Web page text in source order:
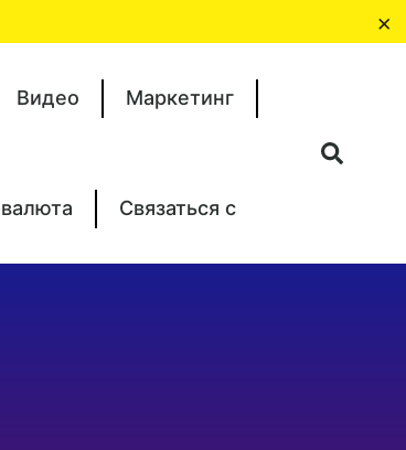
Видео Маркетинг
Связаться с
×